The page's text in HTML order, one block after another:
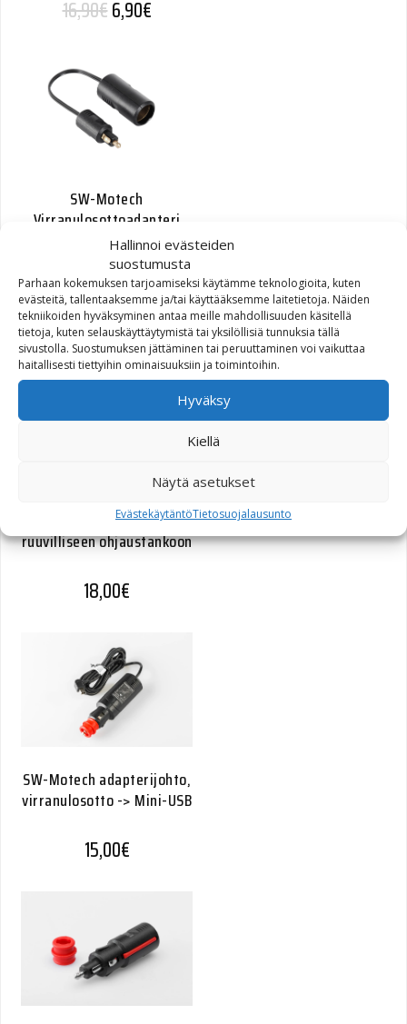
Hallinnoi evästeiden
suostumusta
Parhaan kokemuksen tarjoamiseksi käytämme teknologioita, kuten
evästeitä, tallentaaksemme ja/tai käyttääksemme laitetietoja. Näiden
tekniikoiden hyväksyminen antaa meille mahdollisuuden käsitellä
tietoja, kuten selauskäyttäytymistä tai yksilöllisiä tunnuksia tällä
sivustolla. Suostumuksen jättäminen tai peruuttaminen voi vaikuttaa
haitallisesti tiettyihin ominaisuuksiin ja toimintoihin.
Hyväksy
Kiellä
Näytä asetukset
EvästekäytäntöTietosuojalausunto
16,90€Alkuperäinen hinta oli: 16,90€.
6,90€Nykyinen hinta on: 6,90€.
SW-Motech
Virranulosottoadapteri
miniplugi (BMW) -> 21mm
standardi (tup.syt.)
17,20€Alkuperäinen hinta oli: 17,20€.
10,00€Nykyinen hinta on: 10,00€.
pistorasian kiinnike M8
ruuvilliseen ohjaustankoon
18,00€
SW-Motech adapterijohto,
virranulosotto -> Mini-USB
15,00€